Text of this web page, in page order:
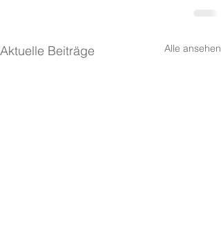
Aktuelle Beiträge Alle ansehen